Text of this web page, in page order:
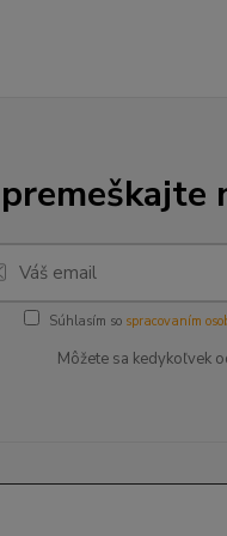
Súhlasím so spracovaním
Môžete sa kedykoľvek